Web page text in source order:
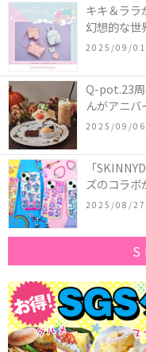
キキ＆ララ
幻想的な世
ツインスタ
2025/09/01
Q-pot.23周
んがアニ
ーキアクセ
「かぼち
2025/09/06
「
ズのコラボ
作コレクシ
2025/08/27